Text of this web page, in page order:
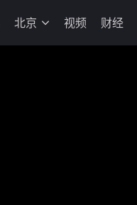
北京 视频 财经